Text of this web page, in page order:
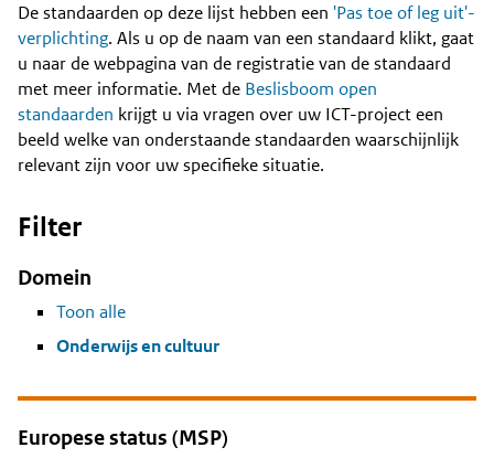
Content
De standaarden op deze lijst hebben een 'Pas toe of leg uit'-
verplichting. Als u op de naam van een standaard klikt, gaat
u naar de webpagina van de registratie van de standaard
met meer informatie. Met de Beslisboom open
standaarden krijgt u via vragen over uw ICT-project een
beeld welke van onderstaande standaarden waarschijnlijk
relevant zijn voor uw specifieke situatie.
Filter
Domein
Toon alle
Onderwijs en cultuur
Europese status (MSP)